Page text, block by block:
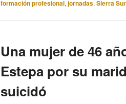
formación profesional, jornadas, Sierra Sur
Una mujer de 46
Estepa por su
suicidó